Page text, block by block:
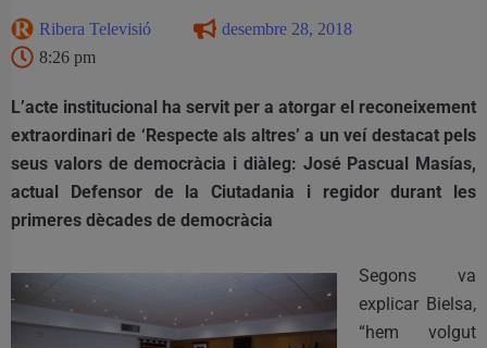
Ribera Televisió
desembre 28, 2018
8:26 pm
L’acte institucional ha servit per a atorgar el reconeixement
extraordinari de ‘Respecte als altres’ a un veí destacat pels
seus valors de democràcia i diàleg: José Pascual Masías,
actual Defensor de la Ciutadania i regidor durant les
primeres dècades de democràcia
Segons va
explicar Bielsa,
“hem volgut